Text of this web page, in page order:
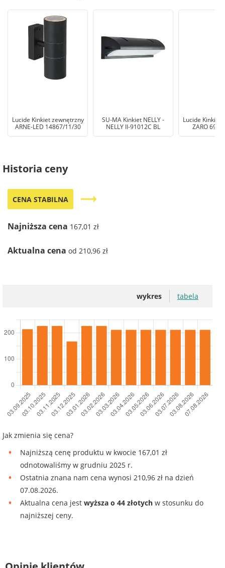
Lucide Kinkiet zewnętrzny
ARNE-LED 14867/11/30
SU-MA Kinkiet NELLY -
NELLY II-91012C BL
Lucide Kinkiet
ZARO
Historia ceny
CENA STABILNA trending_flat
Najniższa cena 167,01 zł
Aktualna cena od 210,96 zł
wykres tabela
Jak zmienia się cena?
Najniższą cenę produktu w kwocie 167,01 zł
odnotowaliśmy w grudniu 2025 r.
Ostatnia znana nam cena wynosi 210,96 zł na dzień
07.08.2026.
Aktualna cena jest wyższa o 44 złotych w stosunku do
najniższej ceny.